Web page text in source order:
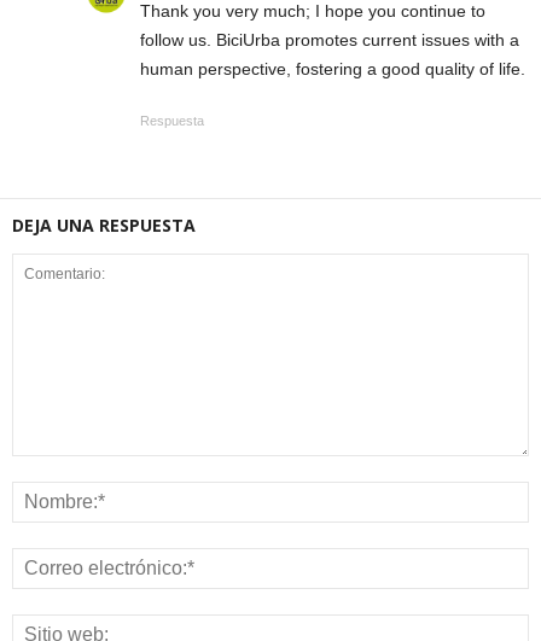
Thank you very much; I hope you continue to
follow us. BiciUrba promotes current issues with a
human perspective, fostering a good quality of life.
Respuesta
DEJA UNA RESPUESTA